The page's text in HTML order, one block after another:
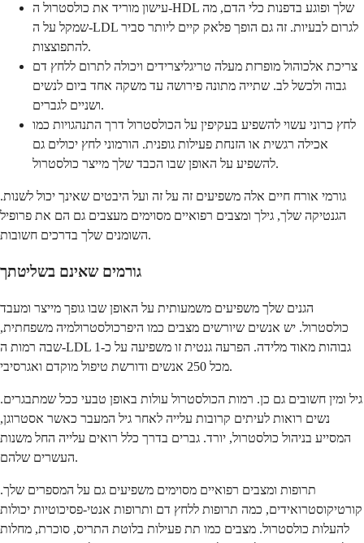
עישון מוריד את כולסטרול ה-HDL שלך ופוגע בדפנות כלי הדם, מה
שמקל על ה-LDL לגרום לבעיות. זה גם הופך פלאק קיים ליותר סביר
להתפוצצות.
צריכת אלכוהול מופרזת מעלה טריגליצרידים ויכולה לתרום ללחץ דם
גבוה ולכשל לב. שתייה מתונה פירושה עד משקה אחד ביום לנשים
ושניים לגברים.
לחץ כרוני עשוי להשפיע בעקיפין על הכולסטרול דרך התנהגויות כמו
אכילה רגשית או הזנחת פעילות גופנית. הורמוני לחץ יכולים גם
להשפיע על האופן שבו הכבד שלך מייצר כולסטרול.
גורמי אורח חיים אלה משפיעים זה על זה ועל היבטים שאינך יכול לשנות.
הגנטיקה שלך, גילך ומצבים רפואיים מסוימים מעצבים גם הם את פרופיל
השומנים שלך בדרכים חשובות.
גורמים שאינם בשליטתך
הגנים שלך משפיעים משמעותית על האופן שבו גופך מייצר ומעבד
כולסטרול. יש אנשים שיורשים מצבים כמו היפרכולסטרולמיה משפחתית,
שבה רמות ה-LDL גבוהות מאוד מלידה. הפרעה גנטית זו משפיעה על כ-1
מכל 250 אנשים ודורשת טיפול מוקדם ואגרסיבי.
גיל ומין חשובים גם כן. רמות הכולסטרול עולות באופן טבעי ככל שמתבגרים.
נשים רואות לעיתים קרובות עלייה לאחר גיל המעבר כאשר אסטרוגן,
המסייע בניהול כולסטרול, יורד. גברים בדרך כלל רואים עלייה החל משנות
העשרים שלהם.
תרופות ומצבים רפואיים מסוימים משפיעים גם על המספרים שלך.
קורטיקוסטרואידים, כמה תרופות ללחץ דם ותרופות אנטי-פסיכוטיות יכולות
להעלות כולסטרול. מצבים כמו תת פעילות בלוטת התריס, סוכרת, מחלות